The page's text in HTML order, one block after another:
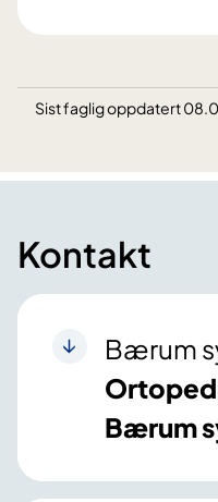
Sist faglig oppdatert
Kontakt
Bærum
Bærum